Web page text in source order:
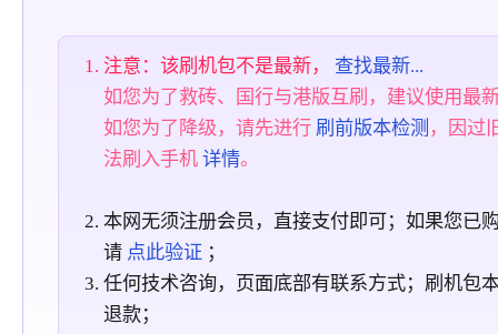
注意：该刷机包不是最新， 查找最新...
如您为了救砖、国行与港版互刷，建议使用最
如您为了降级，请先进行 刷前版本检测 ，因过
法刷入手机详情。
本网无须注册会员，直接支付即可；如果您已
请 点此验证 ；
任何技术咨询，页面底部有联系方式；刷机包
退款；